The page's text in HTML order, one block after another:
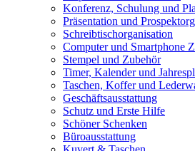
Konferenz, Schulung und
Präsentation und
Schreibtischorganisation
Computer und Smartphone
Stempel und Zubehör
Timer, Kalender und
Taschen, Koffer und
Geschäftsausstattung
Schutz und Erste Hilfe
Schöner Schenken
Büroausstattung